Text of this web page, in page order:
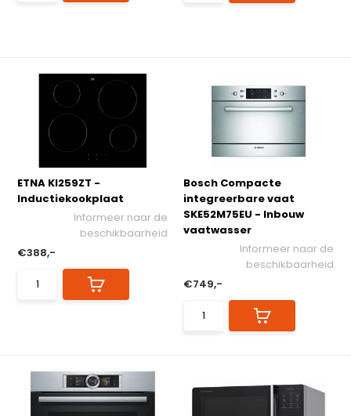
ETNA KI259ZT -
Inductiekookplaat
Informeer naar de
beschikbaarheid
€388,-
Bosch Compacte
integreerbare vaat
SKE52M75EU - Inbouw
vaatwasser
Informeer naar de
beschikbaarheid
€749,-